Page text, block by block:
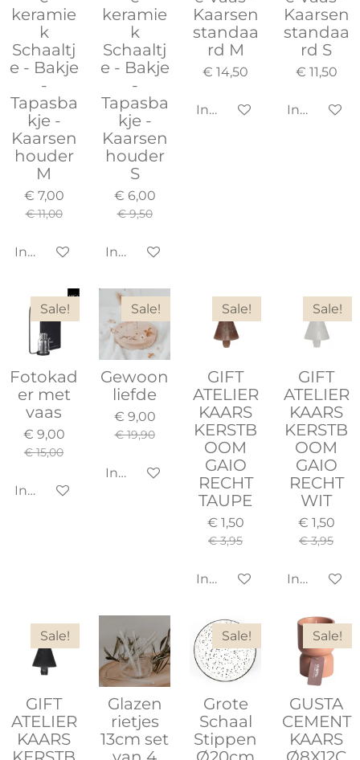
keramie
k
Schaaltj
e - Bakje
-
Tapasba
kje -
Kaarsen
houder
M
€ 7,00
€ 11,00
In winkelwagen
keramie
k
Schaaltj
e - Bakje
-
Tapasba
kje -
Kaarsen
houder
S
€ 6,00
€ 9,50
In winkelwagen
Kaarsen
standaa
rd M
€ 14,50
In winkelwagen
Kaarsen
standaa
rd S
€ 11,50
In
Sale!
Fotokad
er met
vaas
€ 9,00
€ 15,00
In winkelwagen
Sale!
Gewoon
liefde
€ 9,00
€ 19,90
In winkelwagen
Sale!
GIFT
ATELIER
KAARS
KERSTB
OOM
GAIO
RECHT
TAUPE
€ 1,50
€ 3,95
In winkelwagen
Sale!
GIFT
ATELIER
KAARS
KERSTB
OOM
GAIO
RECHT
WIT
€ 1,50
€ 3,95
In
Sale!
GIFT
ATELIER
KAARS
Glazen
rietjes
13cm set
Sale!
Grote
Schaal
Stippen
Sale!
GUSTA
CEMENT
KAARS